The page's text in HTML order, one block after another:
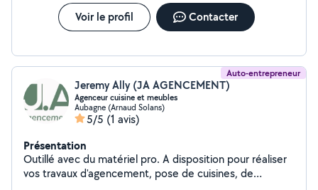
Voir le profil Contacter
Auto-entrepreneur
Jeremy Ally (JA AGENCEMENT)
Agenceur cuisine et meubles
Aubagne (Arnaud Solans)
5/5 (1 avis)
Présentation
Outillé avec du matériel pro. A disposition pour réaliser
vos travaux d'agencement, pose de cuisines, de